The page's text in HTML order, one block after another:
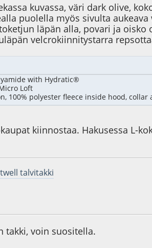
kuvassa, väri dark olive,
puolella myös sivulta
läpän alla, povari ja
velcrokiinnitystarra
with Hydratic®
Loft
100% polyester fleece inside hood, collar
kiinnostaa. Hakusessa L-
talvitakki
takki, voin suositella.